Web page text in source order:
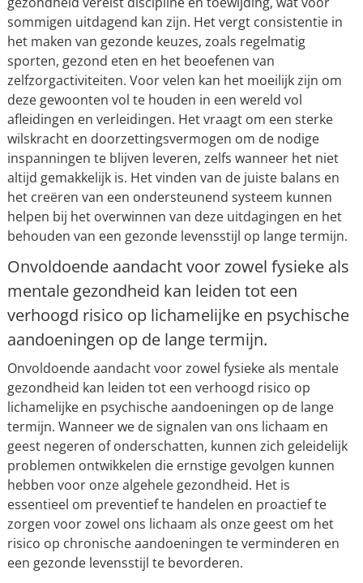
sommigen uitdagend kan zijn. Het vergt consistentie in
het maken van gezonde keuzes, zoals regelmatig
sporten, gezond eten en het beoefenen van
zelfzorgactiviteiten. Voor velen kan het moeilijk zijn om
deze gewoonten vol te houden in een wereld vol
afleidingen en verleidingen. Het vraagt om een sterke
wilskracht en doorzettingsvermogen om de nodige
inspanningen te blijven leveren, zelfs wanneer het niet
altijd gemakkelijk is. Het vinden van de juiste balans en
het creëren van een ondersteunend systeem kunnen
helpen bij het overwinnen van deze uitdagingen en het
behouden van een gezonde levensstijl op lange termijn.
Onvoldoende aandacht voor zowel fysieke als
mentale gezondheid kan leiden tot een
verhoogd risico op lichamelijke en psychische
aandoeningen op de lange termijn.
Onvoldoende aandacht voor zowel fysieke als mentale
gezondheid kan leiden tot een verhoogd risico op
lichamelijke en psychische aandoeningen op de lange
termijn. Wanneer we de signalen van ons lichaam en
geest negeren of onderschatten, kunnen zich geleidelijk
problemen ontwikkelen die ernstige gevolgen kunnen
hebben voor onze algehele gezondheid. Het is
essentieel om preventief te handelen en proactief te
zorgen voor zowel ons lichaam als onze geest om het
risico op chronische aandoeningen te verminderen en
een gezonde levensstijl te bevorderen.